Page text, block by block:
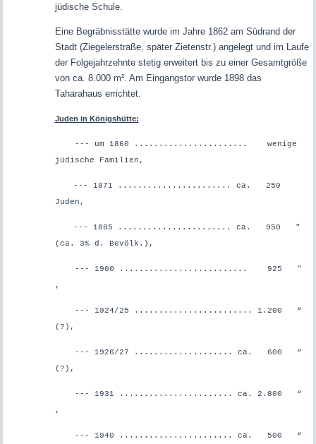
jüdische Schule.
Eine Begräbnisstätte wurde im Jahre 1862 am Südrand der
Stadt (Ziegelerstraße, später Zietenstr.) angelegt und im Laufe
der Folgejahrzehnte stetig erweitert bis zu einer Gesamtgröße
von ca. 8.000 m². Am Eingangstor wurde 1898 das
Taharahaus errichtet.
Juden in Königshütte:
--- um 1860 ....................... wenige
jüdische Familien,
--- 1871 ....................... ca. 250
Juden,
--- 1885 ....................... ca. 950 "
(ca. 3% d. Bevölk.),
--- 1900 .......................... 925 "
,
--- 1924/25 ........................ 1.200 “
(?),
--- 1926/27 .................... ca. 600 “
(?),
--- 1931 ....................... ca. 2.800 “
,
--- 1940 ....................... ca. 500 “